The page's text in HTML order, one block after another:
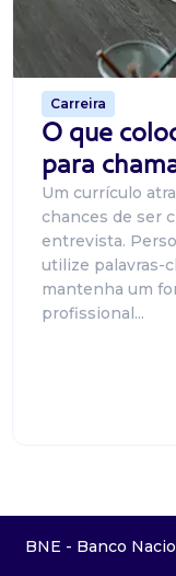
Carreira
O que
para
Um currículo
chances de ser
entrevista.
utilize palavras-
mantenha um
profissional...
BNE - Banco